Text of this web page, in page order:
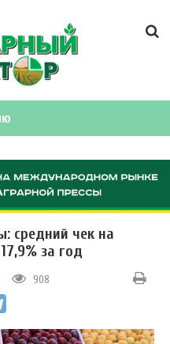
средний чек на
за год
908